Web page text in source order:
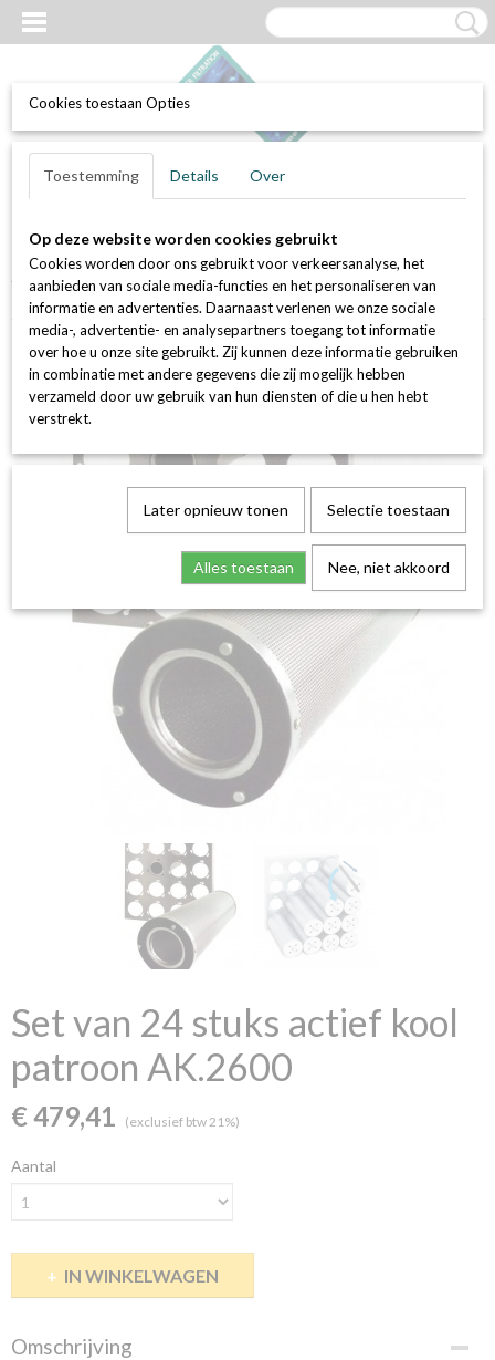
Inloggen Registreren
Home > Luchtfilters Actief kool filters (geur en VOC bestrijding)
Actief kool patronen (koolstofpotten) en losse kool
>Set van 24 stuks
actief kool patroon AK.2600
Set van 24 stuks actief kool
patroon AK.2600
€ 479,41 (exclusief btw 21%)
Aantal
IN WINKELWAGEN
Omschrijving
Cookies toestaan Opties
Toestemming Details Over
Op deze website worden cookies gebruikt
Cookies worden door ons gebruikt voor verkeersanalyse, het
aanbieden van sociale media-functies en het personaliseren van
informatie en advertenties. Daarnaast verlenen we onze sociale
media-, advertentie- en analysepartners toegang tot informatie
over hoe u onze site gebruikt. Zij kunnen deze informatie gebruiken
in combinatie met andere gegevens die zij mogelijk hebben
verzameld door uw gebruik van hun diensten of die u hen hebt
verstrekt.
Later opnieuw tonen Selectie toestaan
Alles toestaan Nee, niet akkoord